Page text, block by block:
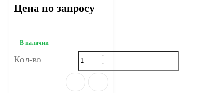
Цена по запросу
В наличии
Кол-во